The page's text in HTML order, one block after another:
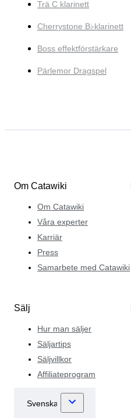
Trä C klarinett
Cherrystone B♭klarinett
Boss effektförstärkare
Pärlemor Dragspel
Om Catawiki
Om Catawiki
Våra experter
Karriär
Press
Samarbete med Catawiki
Sälj
Hur man säljer
Säljartips
Säljvillkor
Affiliateprogram